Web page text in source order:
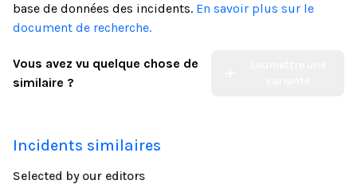
base de données des incidents. En savoir plus sur le
document de recherche.
Vous avez vu quelque chose de
similaire ?
Incidents similaires
Selected by our editors